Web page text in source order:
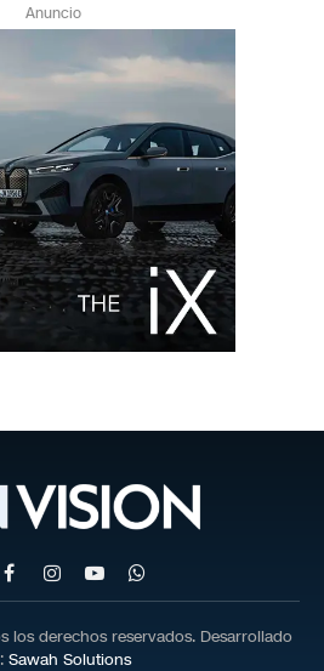
Anuncio
FacebookInstagram
YouTubeWhatsApp
los derechos reservados. Desarrollado
Sawah Solutions